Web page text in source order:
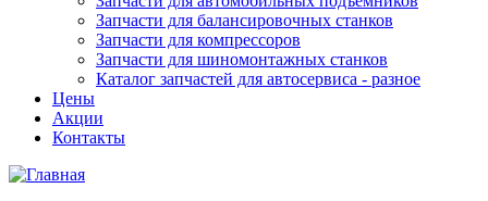
Запчасти для балансировочных станков
Запчасти для компрессоров
Запчасти для шиномонтажных станков
Каталог запчастей для автосервиса - разное
Цены
Акции
Контакты